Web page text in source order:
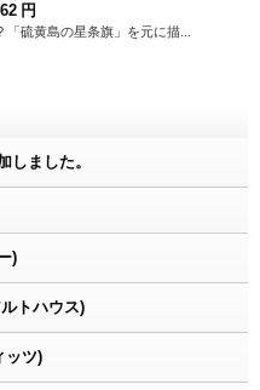
円
硫黄島の星条旗」を元に描...
しました。
)
トハウス)
ッツ)